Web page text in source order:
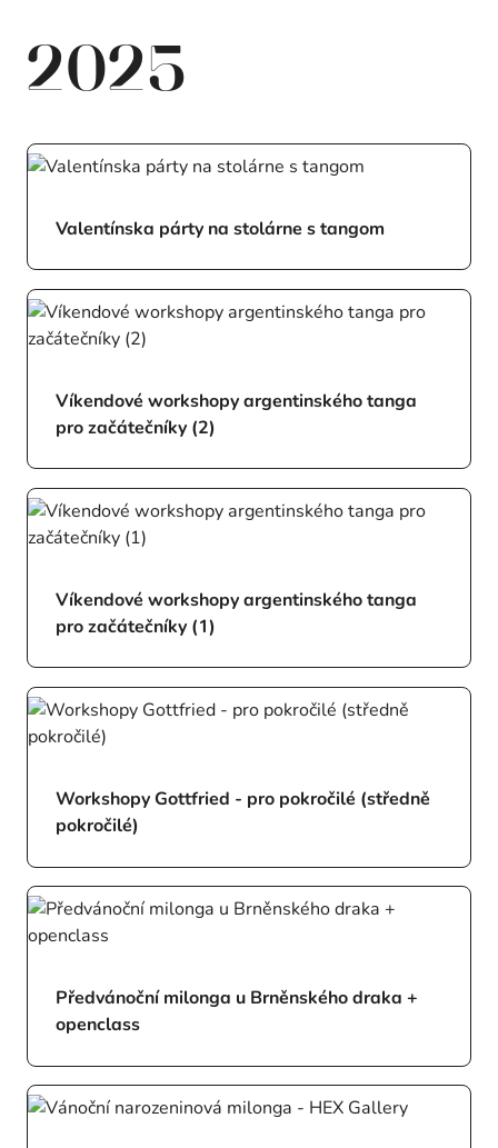
2025
Valentínska párty na stolárne s tangom
Víkendové workshopy argentinského tanga
pro začátečníky (2)
Víkendové workshopy argentinského tanga
pro začátečníky (1)
Workshopy Gottfried - pro pokročilé (středně
pokročilé)
Předvánoční milonga u Brněnského draka +
openclass